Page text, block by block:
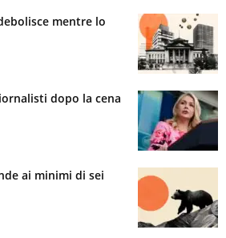
mentre lo
dopo la cena
ai minimi di sei